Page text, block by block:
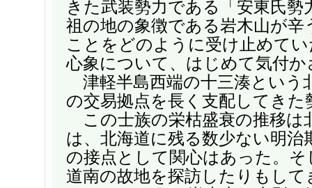
きた武装勢力である「安東氏勢
祖の地の象徴である岩木山が辛
ことをどのように受け止めて
心象について、はじめて気付
津軽半島西端の十三湊という
の交易拠点を長く支配してきた
この士族の栄枯盛衰の推移は
は、北海道に残る数少ない明治
の接点として関心はあった。
道南の故地を探訪したりもし